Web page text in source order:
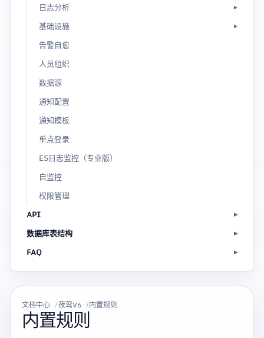
日志分析
基础设施
告警自愈
人员组织
数据源
通知配置
通知模板
单点登录
ES日志监控（专业版）
自监控
权限管理
API
数据库表结构
FAQ
文档中心 夜莺V6 内置规则
内置规则